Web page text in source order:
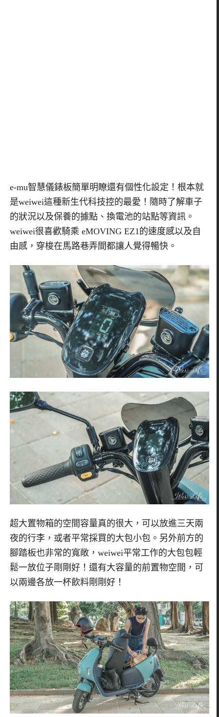
e-mu智慧儀錶板簡單明瞭還有個性化設定！根本就
是weiwei這種新生代科技控的最愛！隨時了解車子
的狀況以及保養的據點、換電池的站點等資訊。
weiwei很喜歡騎乘 eMOVING EZ1的速度感以及自
由感，穿梭在馬路巷弄間都讓人覺得暢快。
超大置物箱的空間容量真的很大，可以放進三天兩
夜的行李，或者平常採買的大包小包。另外前方的
腳踏板也非常的寬敞，weiwei平常工作的大包包輕
鬆一放位子剛剛好！還有大容量的前置物空間，可
以兩邊各放一杯飲料剛剛好！